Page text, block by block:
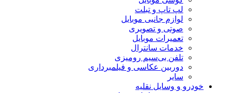
لپ تاپ و تبلت
لوازم جانبی موبایل
صوتی و تصویری
تعمیرات موبایل
خدمات سانترال
تلفن بی‌سیم رومیزی
دوربین عکاسی و فیلمبرداری
سایر
خودرو و وسایل نقلیه